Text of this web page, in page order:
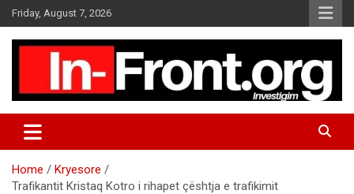
k
Friday, August 7, 2026
Home
Kryesore
Trafikantit Kristaq Kotro i rihapet çështja e trafikimit